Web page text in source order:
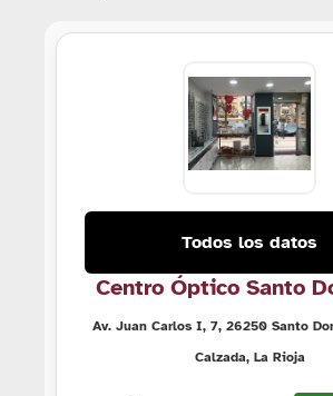
Todos los datos
Centro Óptico Santo
Av. Juan Carlos I, 7, 26250 Santo
Calzada, La Rioja